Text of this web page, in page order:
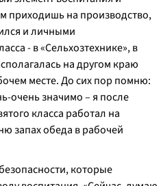
приходишь на производство,
и личными
- в «Сельхозтехнике», в
на другом краю
месте. До сих пор помню:
очень значимо – я после
класса работал на
запах обеда в рабочей
которые